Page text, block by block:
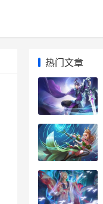
热门文章